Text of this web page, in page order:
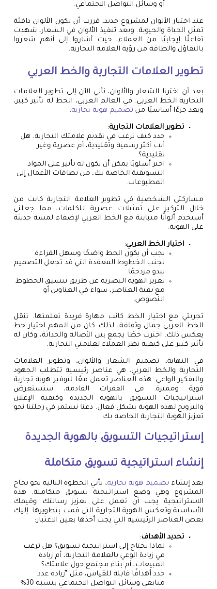
أو وسائل التواصل الاجتماعي.
عند اختيار الألوان لمشروع جديد، قررت أن تكون الألوان دافئة
تمثل الحياة والحيوية. وبعد تنفيذ الألوان في الشعار، شهدت
تفاعلًا إيجابيًا من العملاء، حيث أشاروا إلى أنهم شعروا
بالتفاؤل والطاقة من رؤية العلامة التجارية.
تطوير العلامات التجارية والخط العربي
بعد أن اخترنا الشعار والألوان، نأتي الآن إلى تطوير العلامات
التجارية الخط العربي. في العالم العربي، الخط له تأثير كبير،
ويعد جزءًا أساسيًا من تصميم هوية تجارية.
تطوير العلامات التجارية:
حدد كيف ترغب في تقديم علامتك التجارية. هل
أنت أكثر رسمية وتقليدية، أم عصرية وغير
تقليدية؟
اختر أسلوبًا يمكن أن يكون له تأثير على المواد
التسويقية الخاصة بك، من بطاقات الأعمال إلى
المطبوعات.
مشاركتي الشخصية في تطوير العلامة التجارية كانت من
خلال التركيز على تمثيلات عصرية للكلمات، مما جعلني
أستخدم ألوانًا متباينة مع الخط العربي لإضفاء لمسة حديثة
على الهوية.
اختيار الخط العربي:
يجب أن يكون الخط واضحًا وسهل القراءة.
تجنب الخطوط المعقدة التي قد تجعل التصميم
يبدو مزدحمًا.
تعزيز الهوية البصرية عن طريق تنسيق الخطوط
مع بقية العناصر، سواء في العناوين أو
النصوص.
تجربتي مع اختيار الخط كانت مهارة فريدة تعلمتها. تنقل
الخط العربي جمال وثقافة، لذلك كان من المهم اختيار خط
يعكس ذلك. اخترت خطًا يجمع بين الأصالة والحداثة، وكان له
تأثير كبير على كيفية نظر العملاء لعلامتي التجارية.
في النهاية، تصميم الشعار والألوان، وتطوير العلامات
التجارية والخط العربي، هي عناصر رئيسية تتطلب الجهود
والتفكير الواعي. هذه العناصر تعمل معًا لتوفير هوية تجارية
قوية ومميزة. في الفقرات القادمة، سنستعرض
استراتيجيات التسويق بالهوية الجديدة وكيفية الإعلان
والترويج لهذه الهوية بشكل فعال. دعنا نستمر في رحلتنا نحو
تعزيز الهوية التجارية الخاصة بك.
إستراتيجيات التسويق بالهوية الجديدة
إنشاء استراتيجية تسويق متكاملة
بعد إنشاء تصميم هوية تجارية، تأتي الخطوة التالية نحو نجاح
المشروع وهي وضع استراتيجية تسويق متكاملة. هذه
الاستراتيجية يجب أن تعمل على تعزيز رسالتك وقيمك
الأساسية وتعكس الهوية التجارية التي قمت بتطويرها. إليك
بعض العناصر الرئيسية التي يجب أخذها بعين الاعتبار:
تحديد الأهداف:
لماذا تحتاج إلى استراتيجية تسويق؟ هل ترغب
في زيادة الوعي بالعلامة التجارية، أم زيادة
المبيعات، أم بناء مجتمع حول علامتك؟
حدد أهدافًا قابلة للقياس، مثل “زيادة عدد
متابعي وسائل التواصل الاجتماعي بنسبة 30%